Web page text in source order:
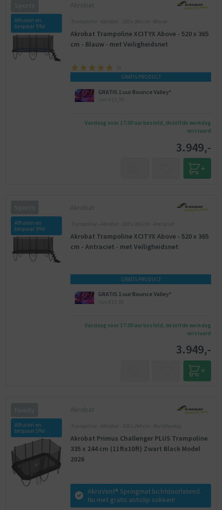
Afhalen en
bespaar 5%!
Akrobat
Trampoline - Akrobat - 520 x 365 cm - Blauw
Akrobat Trampoline XCITYX Above - 520 x 365
cm - Blauw - met Veiligheidsnet
1
GRATIS PRODUCT
GRATIS 1 uur Bounce Valley*
Vandaag voor 17:00 uur besteld, dezelfde werkdag
verstuurd
3.949,-
Afhalen en
bespaar 5%!
Akrobat
Trampoline - Akrobat - 520 x 365 cm - Antraciet
Akrobat Trampoline XCITYX Above - 520 x 365
cm - Antraciet - met Veiligheidsnet
GRATIS PRODUCT
GRATIS 1 uur Bounce Valley*
Vandaag voor 17:00 uur besteld, dezelfde werkdag
verstuurd
3.949,-
Afhalen en
bespaar 5%!
Akrobat
Trampoline - Akrobat - 335 x 244 cm - Rechthoekig
Akrobat Primus Challenger PLUS Trampoline
335 x 244 cm (11ftx10ft) Zwart Black Model
2026
AkroVent® Springmat luchtdoorlatend.
Nu met gratis antislip sokken!